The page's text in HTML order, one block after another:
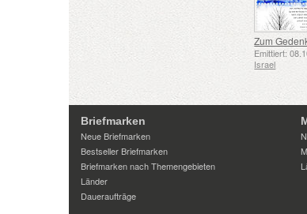
Israel
Briefmarken
Neue Briefmarken
Bestseller Briefmarken
Briefmarken nach Themengebieten
Länder
Daueraufträge